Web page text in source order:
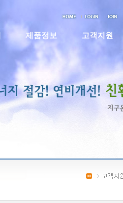
제품정보 고객지원